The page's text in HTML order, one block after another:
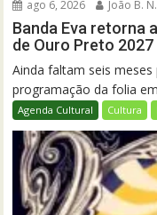
ago 6, 2026 João B.
Banda Eva retorna
de Ouro Preto 2027
Ainda faltam seis
programação da folia
Agenda Cultural Cultura